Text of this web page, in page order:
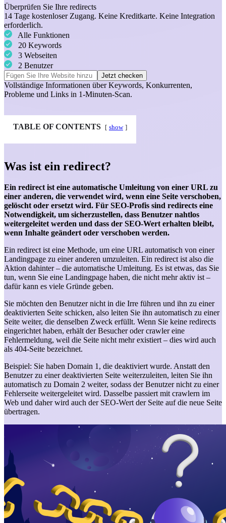
Überprüfen Sie Ihre redirects
14 Tage kostenloser Zugang. Keine Kreditkarte. Keine Integration
erforderlich.
Alle Funktionen
20 Keywords
3 Webseiten
2 Benutzer
Jetzt checken
Vollständige Informationen überKeywords, Konkurrenten,
Probleme und Links in 1-Minuten-Scan.
TABLE OF CONTENTS show
Was ist ein redirect?
Ein redirect ist eine automatische Umleitung von einer URL zu
einer anderen, die verwendet wird, wenn eine Seite verschoben,
gelöscht oder ersetzt wird. Für SEO-Profis sind redirects eine
Notwendigkeit, um sicherzustellen, dass Benutzer nahtlos
weitergeleitet werden und dass der SEO-Wert erhalten bleibt,
wenn Inhalte geändert oder verschoben werden.
Ein redirect ist eine Methode, um eine URL automatisch von einer
Landingpage zu einer anderen umzuleiten. Ein redirect ist also die
Aktion dahinter – die automatische Umleitung. Es ist etwas, das Sie
tun, wenn Sie eine Landingpage haben, die nicht mehr aktiv ist –
dafür kann es viele Gründe geben.
Sie möchten den Benutzer nicht in die Irre führen und ihn zu einer
deaktivierten Seite schicken, also leiten Sie ihn automatisch zu einer
Seite weiter, die denselben Zweck erfüllt. Wenn Sie keine redirects
eingerichtet haben, erhält der Besucher oder crawler eine
Fehlermeldung, weil die Seite nicht mehr existiert – dies wird auch
als 404-Seite bezeichnet.
Beispiel: Sie haben Domain 1, die deaktiviert wurde. Anstatt den
Benutzer zu einer deaktivierten Seite weiterzuleiten, leiten Sie ihn
automatisch zu Domain 2 weiter, sodass der Benutzer nicht zu einer
Fehlerseite weitergeleitet wird. Dasselbe passiert mit crawlern im
Web und daher wird auch der SEO-Wert der Seite auf die neue Seite
übertragen.